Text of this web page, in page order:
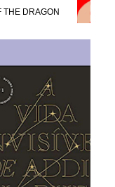
THE DRAGON